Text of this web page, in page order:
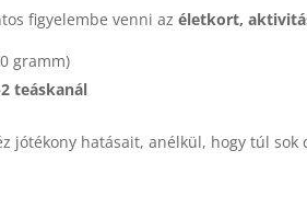
figyelembe venni azéletkort,
gramm)
teáskanál
jótékony hatásait, anélkül, hogy túl sok